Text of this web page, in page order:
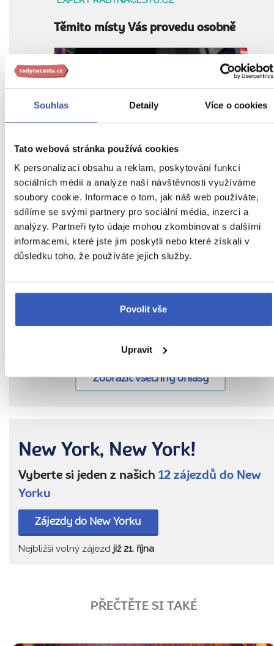
Souhlas Detaily Více o cookies
Tato webová stránka používá cookies
K personalizaci obsahu a reklam, poskytování funkcí
sociálních médií a analýze naší návštěvnosti využíváme
soubory cookie. Informace o tom, jak náš web používáte,
sdílíme se svými partnery pro sociální média, inzerci a
analýzy. Partneři tyto údaje mohou zkombinovat s dalšími
informacemi, které jste jim poskytli nebo které získali v
důsledku toho, že používáte jejich služby.
Povolit vše
Upravit
Těmito místy Vás provedu osobně
Do
oblíbených
K SOŠE SVOBODY + SILVESTR
66 990 Kč z Prahy
Vyberte si z mých 3 zájezdů
Nejnovější ohlas od cestovatele
S průvodkyní Magdou jsem jela už
profesionálním vystupováním,
průvodkyně s velkým P.
Zobrazit všechny ohlasy
New York, New York!
Vyberte si jeden z našich 12 zájezdů do New
Yorku
Zájezdy do New Yorku
Nejbližší volný zájezd již 21. října
PŘEČTĚTE SI TAKÉ